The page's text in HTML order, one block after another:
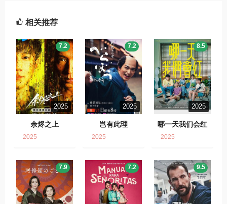
相关推荐
2025
余烬之上
7.2
2025
2025
岂有此理
7.2
2025
2025
哪一天我们会红
8.5
2025
7.9 7.2 9.5